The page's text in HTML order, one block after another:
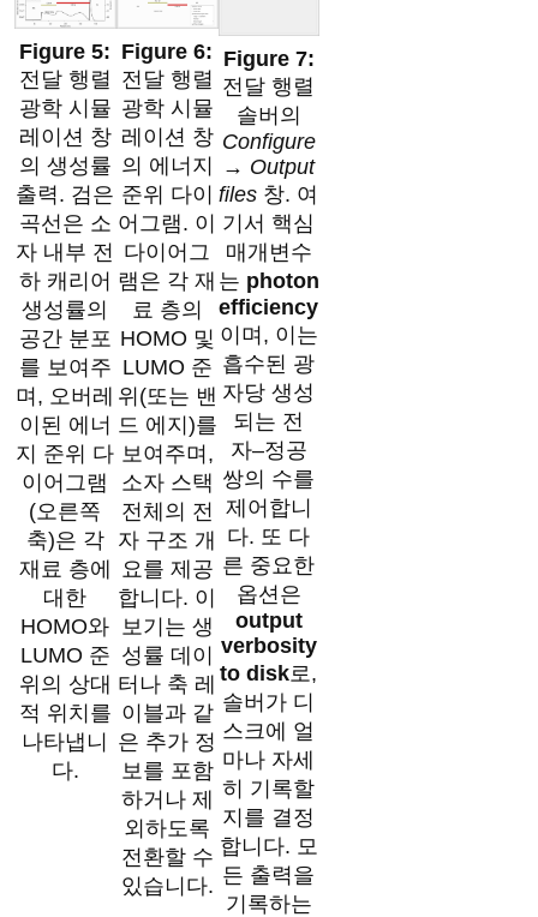
전달 행렬
광학 시뮬
레이션 창
의 생성률
출력. 검은
곡선은 소
자 내부 전
하 캐리어
생성률의
공간 분포
를 보여주
며, 오버레
이된 에너
지 준위 다
이어그램
(오른쪽
축)은 각
재료 층에
대한
HOMO와
LUMO 준
위의 상대
적 위치를
나타냅니
다.
전달 행렬
광학 시뮬
레이션 창
의 에너지
준위 다이
어그램. 이
다이어그
램은 각 재
료 층의
HOMO 및
LUMO 준
위(또는 밴
드 에지)를
보여주며,
소자 스택
전체의 전
자 구조 개
요를 제공
합니다. 이
보기는 생
성률 데이
터나 축 레
이블과 같
은 추가 정
보를 포함
하거나 제
외하도록
전환할 수
있습니다.
전달 행렬
솔버의
Configure
→ Output
files 창. 여
기서 핵심
매개변수
는 photon
efficiency
이며, 이는
흡수된 광
자당 생성
되는 전
자–정공
쌍의 수를
제어합니
다. 또 다
른 중요한
옵션은
output
verbosity
to disk로,
솔버가 디
스크에 얼
마나 자세
히 기록할
지를 결정
합니다. 모
든 출력을
기록하는